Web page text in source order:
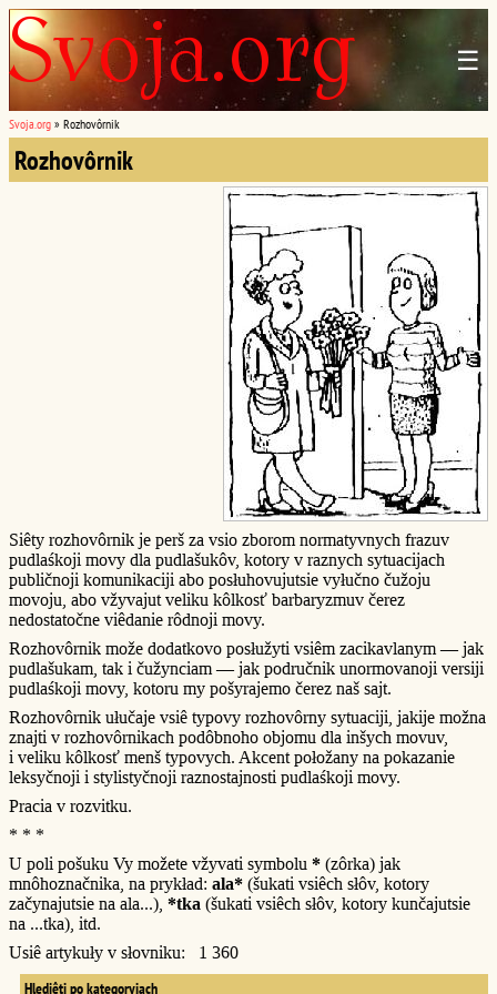
☰
Svoja.org » Rozhovôrnik
Rozhovôrnik
Siêty rozhovôrnik je perš za vsio zborom normatyvnych frazuv
pudlaśkoji movy dla pudlašukôv, kotory v raznych sytuacijach
publičnoji komunikaciji abo posłuhovujutsie vyłučno čužoju
movoju, abo vžyvajut veliku kôlkosť barbaryzmuv čerez
nedostatočne viêdanie rôdnoji movy.
Rozhovôrnik može dodatkovo posłužyti vsiêm zacikavlanym — jak
pudlašukam, tak i čužynciam — jak područnik unormovanoji versiji
pudlaśkoji movy, kotoru my pošyrajemo čerez naš sajt.
Rozhovôrnik ułučaje vsiê typovy rozhovôrny sytuaciji, jakije možna
znajti v rozhovôrnikach podôbnoho objomu dla inšych movuv,
i veliku kôlkosť menš typovych. Akcent połožany na pokazanie
leksyčnoji i stylistyčnoji raznostajnosti pudlaśkoji movy.
Pracia v rozvitku.
* * *
U poli pošuku Vy možete vžyvati symbolu * (zôrka) jak
mnôhoznačnika, na prykład: ala* (šukati vsiêch słôv, kotory
začynajutsie na ala...), *tka (šukati vsiêch słôv, kotory kunčajutsie
na ...tka), itd.
Usiê artykuły v słovniku: 1 360
Hlediêti po kategoryjach